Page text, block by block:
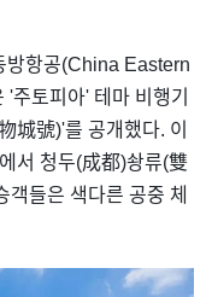
방항공(China Eastern
토피아' 테마 비행기
城號)'를 공개했다. 이
서 청두(成都)솽류(雙
들은 색다른 공중 체